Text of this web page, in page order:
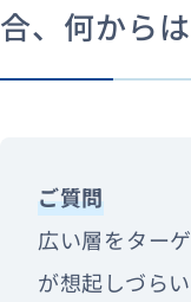
合、何から
ご質問
広い層をター
が想起しづら